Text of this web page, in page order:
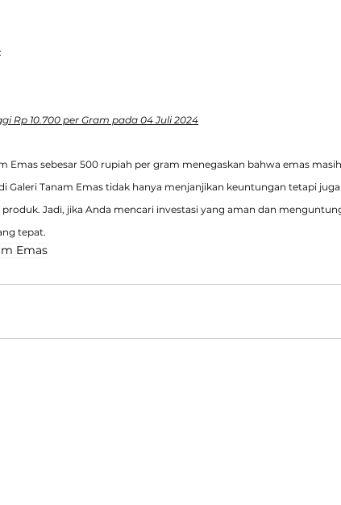
Rp 10.700 per Gram pada 04 Juli 2024
Emas sebesar 500 rupiah per gram menegaskan bahwa emas
Galeri Tanam Emas tidak hanya menjanjikan keuntungan tetapi
Jadi, jika Anda mencari investasi yang aman dan
tepat.
Emas